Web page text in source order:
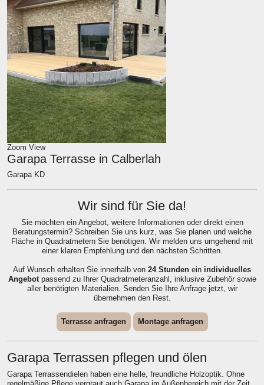
Zoom View
Garapa Terrasse in Calberlah
Garapa KD
Wir sind für Sie da!
Sie möchten ein Angebot, weitere Informationen oder direkt einen
Beratungstermin? Schreiben Sie uns kurz, was Sie planen und welche
Fläche in Quadratmetern Sie benötigen. Wir melden uns umgehend mit
einer klaren Empfehlung und den nächsten Schritten.
Auf Wunsch erhalten Sie innerhalb von 24 Stunden ein individuelles
Angebotpassend zu Ihrer Quadratmeteranzahl, inklusive Zubehör sowie
aller benötigten Materialien. Senden Sie Ihre Anfrage jetzt, wir
übernehmen den Rest.
Terrasse anfragen Montage anfragen
Garapa Terrassen pflegen und ölen
Garapa Terrassendielen haben eine helle, freundliche Holzoptik. Ohne
regelmäßige Pflege vergraut auch Garapa im Außenbereich mit der Zeit